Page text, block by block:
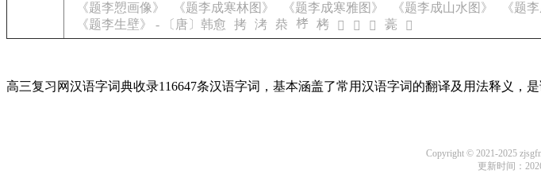
《题李愬画像》
《题李成寒林图》 《题李成寒雅图》 《题李成山水图》 《题
《题李生壁》 - 〔唐〕韩愈
拷 洘 㭟 𣑥 栲 𥬯 𣨻 𣩅 薧 𣛖
高三复习网汉语字词典收录116647条汉语字词，基本涵盖了常用汉语字词的翻译及用法释义，是
Copyright © 2021-2025
更新时间：